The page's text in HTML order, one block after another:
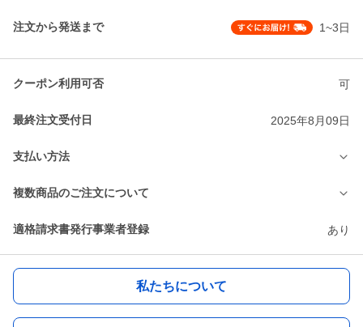
注文から発送まで 1~3日
クーポン利用可否 可
最終注文受付日 2025年8月09日
支払い方法
複数商品のご注文について
適格請求書発行事業者登録 あり
私たちについて